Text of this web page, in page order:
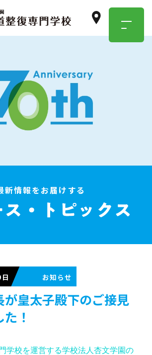
業のこと、
資料請求
新情報をお届けする
が皇太子殿下のご接見
！
学校を運営する学校法人杏文学園の